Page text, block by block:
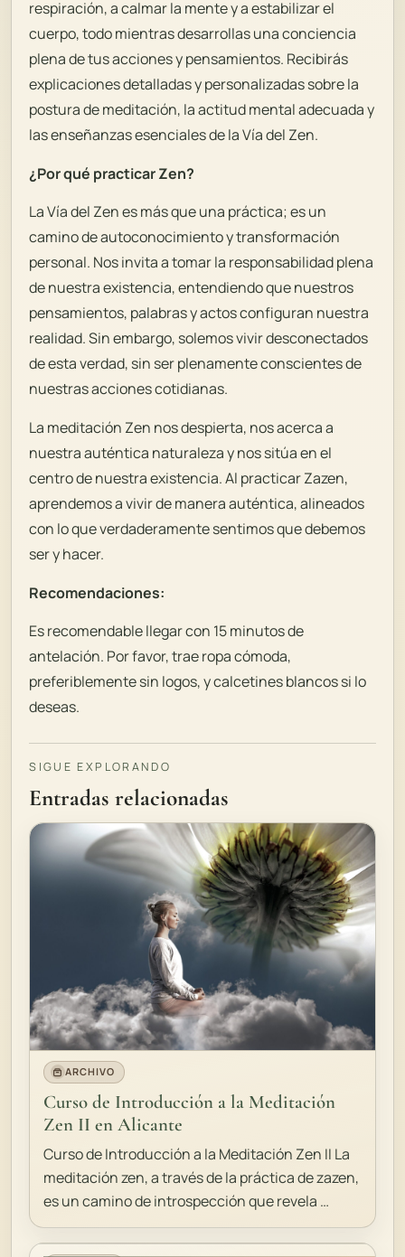
respiración, a calmar la mente y a estabilizar el
cuerpo, todo mientras desarrollas una conciencia
plena de tus acciones y pensamientos. Recibirás
explicaciones detalladas y personalizadas sobre la
postura de meditación, la actitud mental adecuada y
las enseñanzas esenciales de la Vía del Zen.
¿Por qué practicar Zen?
La Vía del Zen es más que una práctica; es un
camino de autoconocimiento y transformación
personal. Nos invita a tomar la responsabilidad plena
de nuestra existencia, entendiendo que nuestros
pensamientos, palabras y actos configuran nuestra
realidad. Sin embargo, solemos vivir desconectados
de esta verdad, sin ser plenamente conscientes de
nuestras acciones cotidianas.
La meditación Zen nos despierta, nos acerca a
nuestra auténtica naturaleza y nos sitúa en el
centro de nuestra existencia. Al practicar Zazen,
aprendemos a vivir de manera auténtica, alineados
con lo que verdaderamente sentimos que debemos
ser y hacer.
Recomendaciones:
Es recomendable llegar con 15 minutos de
antelación. Por favor, trae ropa cómoda,
preferiblemente sin logos, y calcetines blancos si lo
deseas.
SIGUE EXPLORANDO
Entradas relacionadas
ARCHIVO
Curso de Introducción a la Meditación
Zen II en Alicante
Curso de Introducción a la Meditación Zen II La
meditación zen, a través de la práctica de zazen,
es un camino de introspección que revela …